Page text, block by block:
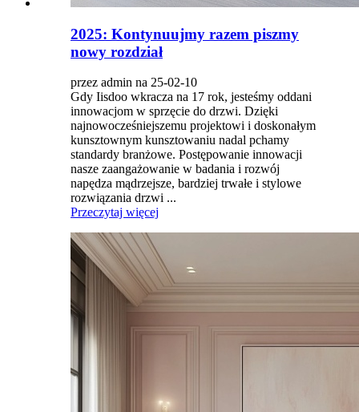
2025: Kontynuujmy razem piszmy
nowy rozdział
przez admin na 25-02-10
Gdy Iisdoo wkracza na 17 rok, jesteśmy oddani
innowacjom w sprzęcie do drzwi. Dzięki
najnowocześniejszemu projektowi i doskonałym
kunsztownym kunsztowaniu nadal pchamy
standardy branżowe. Postępowanie innowacji
nasze zaangażowanie w badania i rozwój
napędza mądrzejsze, bardziej trwałe i stylowe
rozwiązania drzwi ...
Przeczytaj więcej